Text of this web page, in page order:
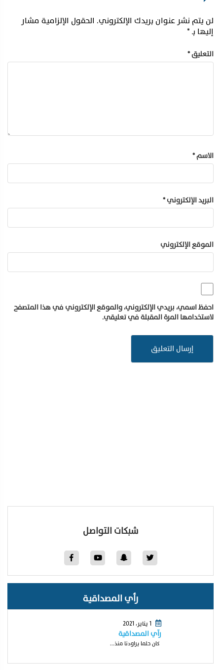
لن يتم نشر عنوان بريدك الإلكتروني. الحقول الإلزامية مشار
إليها بـ*
التعليق*
الاسم*
البريد الإلكتروني*
الموقع الإلكتروني
احفظ اسمي، بريدي الإلكتروني، والموقع الإلكتروني في هذا المتصفح
لاستخدامها المرة المقبلة في تعليقي.
شبكات التواصل
رأي المصداقية
1 يناير، 2021
رآي المصداقية
كان حلما يراودنا منذ...